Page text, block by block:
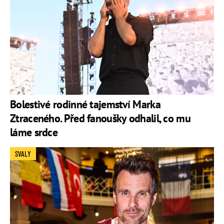
Bolestivé rodinné tajemství Marka
Ztraceného. Před fanoušky odhalil, co mu
láme srdce
SVALY